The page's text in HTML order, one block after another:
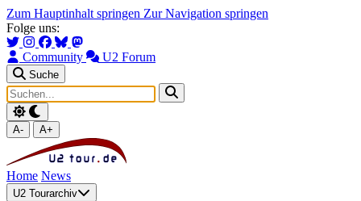
Zum Hauptinhalt springen Zur Navigation springen
Folge uns:
Community U2 Forum
Suche
A- A+
Home News
U2 Tourarchiv